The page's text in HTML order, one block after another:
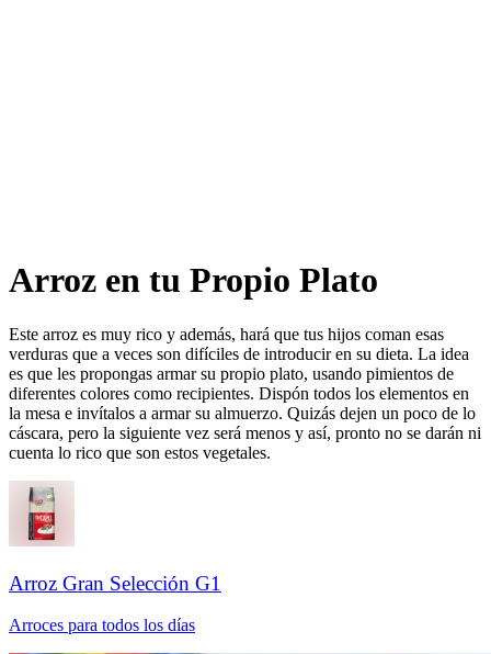
Arroz en tu Propio Plato​​​​‌ ‍ ​‍​‍‌‍ ‌ ​‍‌‍‍‌‌‍‌ ‌‍‍‌‌‍ ‍​‍​‍​ ‍‍​‍​‍‌ ​ ‌‍​‌‌‍ ‍‌‍‍‌‌ ‌​‌ ‍‌​‍ ‍‌‍‍‌‌‍ ​‍​‍​‍ ​​‍​‍‌‍‍​‌ ​‍‌‍‌‌‌‍‌‍​‍​‍​ ‍‍​‍​‍‌‍‍​‌ ‌​‌ ‌​‌ ​​‌ ​ ​ ‍‍​‍ ​‍ ‌ ‌​‌ ‌‌‌‍​ ‌‍​‌‌ ​​‌‍‌‌‌‍ ​​‍ ‍‌ ​ ‌‍​‌‌‍ ‍‌‍‍‌‌ ‌​‌ ‍‌​‍ ‍‌ ​ ‌ ‌​‌ ‌‌‌‍‌​‌‍‍‌‌‍ ​‍ ‌‍‍‌‌‍ ‍‌ ‌​‌‍‌‌‌‍ ‍‌ ‌​​‍ ‌‍‌‌‌‍‌​‌‍‍‌‌ ‌​​‍ ‌‍ ‌‌‍ ‌‍‌​‌‍‌‌​ ‌‌ ​​‌ ​‍‌‍‌‌‌ ​ ‌‍‌‌‌‍ ‍‌ ‌​‌‍​‌‌ ‌​‌‍‍‌‌‍ ‌‍ ‍​ ‍ ‌‍‍‌‌‍‌​​ ‌‌ ​‍‌‍‌‌‌‍​ ‌‍‍‌‌ ​​‌‍‌‌​‍ ‌​ ‌ ​ ‌ ​ ‌‍​ ‌​​ ‍ ‌ ‌​‌ ‍‌‌ ​​‌‍‌‌​ ‌‌ ​‍‌‍‌‌‌‍​ ‌‍‍‌‌ ​​‌‍‌‌​ ‍ ‌ ​​‌‍​‌‌ ‌​‌‍‍​​ ‌‌ ‌​‌‍‍‌‌ ‌​‌‍ ​‌‍‌‌​ ‌‍​‍‌‍​‌‌ ​ ‌‍‌‌‌‌‌‌‌ ​‍‌‍ ​​ ‌‌‍‍​‌ ‌​‌ ‌​‌ ​​‌ ​ ​‍‌‌​ ​ ‌​​‌​‍‌‌​ ​‍‌​‌‍​‍‌‌​ ​‍‌​‌‍‌ ‌​‌ ‌‌‌‍​ ‌‍​‌‌ ​​‌‍‌‌‌‍ ​​‍ ‍‌ ​ ‌‍​‌‌‍ ‍‌‍‍‌‌ ‌​‌ ‍‌​‍ ‍‌ ​ ‌ ‌​‌ ‌‌‌‍‌​‌‍‍‌‌‍ ​‍‌‍‌‍‍‌‌‍‌​​ ‌‌ ​‍‌‍‌‌‌‍​ ‌‍‍‌‌ ​​‌‍‌‌​‍ ‌​ ‌ ​ ‌ ​ ‌‍​ ‌​​‍‌‍‌ ‌​‌ ‍‌‌ ​​‌‍‌‌​ ‌‌ ​‍‌‍‌‌‌‍​ ‌‍‍‌‌ ​​‌‍‌‌​‍‌‍‌ ​​‌‍​‌‌ ‌​‌‍‍​​ ‌‌ ‌​‌‍‍‌‌ ‌​‌‍ ​‌‍‌‌​‍‌‍‌ ​​‌‍‌‌‌ ​‍‌ ​ ‌ ​​‌‍‌‌‌‍​ ‌ ‌​‌‍‍‌‌ ‌‍‌‍‌‌​ ‌‌ ​​‌ ‌‌‌‍​‍‌‍ ​‌‍‍‌‌ ​ ‌‍‍​‌‍‌‌‌‍‌​​‍​‍‌ ‌
Este arroz es muy rico y además, hará que tus hijos coman esas
verduras que a veces son difíciles de introducir en su dieta. La idea
es que les propongas armar su propio plato, usando pimientos de
diferentes colores como recipientes. Dispón todos los elementos en
la mesa e invítalos a armar su almuerzo. Quizás dejen un poco de lo
cáscara, pero la siguiente vez será menos y así, pronto no se darán ni
cuenta lo rico que son estos vegetales.​​​​‌ ‍ ​‍​‍‌‍ ‌ ​‍‌‍‍‌‌‍‌ ‌‍‍‌‌‍ ‍​‍​‍​ ‍‍​‍​‍‌ ​ ‌‍​‌‌‍ ‍‌‍‍‌‌ ‌​‌ ‍‌​‍ ‍‌‍‍‌‌‍ ​‍​‍​‍ ​​‍​‍‌‍‍​‌ ​‍‌‍‌‌‌‍‌‍​‍​‍​ ‍‍​‍​‍‌‍‍​‌ ‌​‌ ‌​‌ ​​‌ ​ ​ ‍‍​‍ ​‍ ‌ ‌​‌ ‌‌‌‍​ ‌‍​‌‌ ​​‌‍‌‌‌‍ ​​‍ ‍‌ ​ ‌‍​‌‌‍ ‍‌‍‍‌‌ ‌​‌ ‍‌​‍ ‍‌ ​ ‌ ‌​‌ ‌‌‌‍‌​‌‍‍‌‌‍ ​‍ ‌‍‍‌‌‍ ‍‌ ‌​‌‍‌‌‌‍ ‍‌ ‌​​‍ ‌‍‌‌‌‍‌​‌‍‍‌‌ ‌​​‍ ‌‍ ‌‌‍ ‌‍‌​‌‍‌‌​ ‌‌ ​​‌ ​‍‌‍‌‌‌ ​ ‌‍‌‌‌‍ ‍‌ ‌​‌‍​‌‌ ‌​‌‍‍‌‌‍ ‌‍ ‍​ ‍ ‌‍‍‌‌‍‌​​ ‌‌ ​‍‌‍‌‌‌‍​ ‌‍‍‌‌ ​​‌‍‌‌​‍ ‌​ ‌ ​ ‌ ​ ‌‍​ ‌​​ ‍ ‌ ‌​‌ ‍‌‌ ​​‌‍‌‌​ ‌‌ ​‍‌‍‌‌‌‍​ ‌‍‍‌‌ ​​‌‍‌‌​ ‍ ‌ ​​‌‍​‌‌ ‌​‌‍‍​​ ‌‌‍‌​‌‍‌‌‌ ​ ‌‍​ ‌ ​‍‌‍‍‌‌ ​​‌ ‌​‌‍‍‌‌‍ ‌‍ ‍​‍‌‌​ ‌‌‌​​‍‌‌ ‌‍‍ ‌‍‌‌‌ ‍‌​‍‌‌​ ​ ‌​‌​​‍‌‌​ ​ ‌​‌​​‍‌‌​ ​‍​ ​‍​ ‌​​ ‌‌​ ‍​​ ​​‌‍​‌​ ‍‌​ ‍​​ ‍​‌‍‌​‌‍​ ​ ​​​ ​​​‍‌‌​ ​‍​ ​‍​‍‌‌​ ‌‌‌​‌​​‍ ‍‌‍​ ‌‍‍​‌‍‍‌‌‍ ​‌‍‌​‌ ​‍‌‍‌‌‌‍ ‍​‍‌‌​ ‌‌‌​​‍‌‌ ‌‍‍ ‌‍‌‌‌ ‍‌​‍‌‌​ ​ ‌​‌​​‍‌‌​ ​ ‌​‌​​‍‌‌​ ​‍​ ​‍​ ​​​ ‍‌​ ‌ ​ ​​​ ​ ​ ‍​​ ‌‍​ ​ ‌‍‌‍​ ‍​‌‍‌‌‌‍​‌​‍‌‌​ ​‍​ ​‍​‍‌‌​ ‌‌‌​‌​​‍ ‍‌ ‌​‌‍‌‌‌ ‍​‌ ‌​​ ‌‍​‍‌‍​‌‌ ​ ‌‍‌‌‌‌‌‌‌ ​‍‌‍ ​​ ‌‌‍‍​‌ ‌​‌ ‌​‌ ​​‌ ​ ​‍‌‌​ ​ ‌​​‌​‍‌‌​ ​‍‌​‌‍​‍‌‌​ ​‍‌​‌‍‌ ‌​‌ ‌‌‌‍​ ‌‍​‌‌ ​​‌‍‌‌‌‍ ​​‍ ‍‌ ​ ‌‍​‌‌‍ ‍‌‍‍‌‌ ‌​‌ ‍‌​‍ ‍‌ ​ ‌ ‌​‌ ‌‌‌‍‌​‌‍‍‌‌‍ ​‍‌‍‌‍‍‌‌‍‌​​ ‌‌ ​‍‌‍‌‌‌‍​ ‌‍‍‌‌ ​​‌‍‌‌​‍ ‌​ ‌ ​ ‌ ​ ‌‍​ ‌​​‍‌‍‌ ‌​‌ ‍‌‌ ​​‌‍‌‌​ ‌‌ ​‍‌‍‌‌‌‍​ ‌‍‍‌‌ ​​‌‍‌‌​‍‌‍‌ ​​‌‍​‌‌ ‌​‌‍‍​​ ‌‌‍‌​‌‍‌‌‌ ​ ‌‍​ ‌ ​‍‌‍‍‌‌ ​​‌ ‌​‌‍‍‌‌‍ ‌‍ ‍​‍‌‌​ ‌‌‌​​‍‌‌ ‌‍‍ ‌‍‌‌‌ ‍‌​‍‌‌​ ​ ‌​‌​​‍‌‌​ ​ ‌​‌​​‍‌‌​ ​‍​ ​‍​ ‌​​ ‌‌​ ‍​​ ​​‌‍​‌​ ‍‌​ ‍​​ ‍​‌‍‌​‌‍​ ​ ​​​ ​​​‍‌‌​ ​‍​ ​‍​‍‌‌​ ‌‌‌​‌​​‍ ‍‌‍​ ‌‍‍​‌‍‍‌‌‍ ​‌‍‌​‌ ​‍‌‍‌‌‌‍ ‍​‍‌‌​ ‌‌‌​​‍‌‌ ‌‍‍ ‌‍‌‌‌ ‍‌​‍‌‌​ ​ ‌​‌​​‍‌‌​ ​ ‌​‌​​‍‌‌​ ​‍​ ​‍​ ​​​ ‍‌​ ‌ ​ ​​​ ​ ​ ‍​​ ‌‍​ ​ ‌‍‌‍​ ‍​‌‍‌‌‌‍​‌​‍‌‌​ ​‍​ ​‍​‍‌‌​ ‌‌‌​‌​​‍ ‍‌ ‌​‌‍‌‌‌ ‍​‌ ‌​​‍‌‍‌ ​​‌‍‌‌‌ ​‍‌ ​ ‌ ​​‌‍‌‌‌‍​ ‌ ‌​‌‍‍‌‌ ‌‍‌‍‌‌​ ‌‌ ​​‌ ‌‌‌‍​‍‌‍ ​‌‍‍‌‌ ​ ‌‍‍​‌‍‌‌‌‍‌​​‍​‍‌ ‌
Arroz Gran Selección G1​​​​‌ ‍ ​‍​‍‌‍ ‌ ​‍‌‍‍‌‌‍‌ ‌‍‍‌‌‍ ‍​‍​‍​ ‍‍​‍​‍‌ ​ ‌‍​‌‌‍ ‍‌‍‍‌‌ ‌​‌ ‍‌​‍ ‍‌‍‍‌‌‍ ​‍​‍​‍ ​​‍​‍‌‍‍​‌ ​‍‌‍‌‌‌‍‌‍​‍​‍​ ‍‍​‍​‍‌‍‍​‌ ‌​‌ ‌​‌ ​​‌ ​ ​ ‍‍​‍ ​‍ ‌ ‌​‌ ‌‌‌‍​ ‌‍​‌‌ ​​‌‍‌‌‌‍ ​​‍ ‍‌ ​ ‌‍​‌‌‍ ‍‌‍‍‌‌ ‌​‌ ‍‌​‍ ‍‌ ​ ‌ ‌​‌ ‌‌‌‍‌​‌‍‍‌‌‍ ​‍ ‌‍‍‌‌‍ ‍‌ ‌​‌‍‌‌‌‍ ‍‌ ‌​​‍ ‌‍‌‌‌‍‌​‌‍‍‌‌ ‌​​‍ ‌‍ ‌‌‍ ‌‍‌​‌‍‌‌​ ‌‌ ​​‌ ​‍‌‍‌‌‌ ​ ‌‍‌‌‌‍ ‍‌ ‌​‌‍​‌‌ ‌​‌‍‍‌‌‍ ‌‍ ‍​ ‍ ‌‍‍‌‌‍‌​​ ‌‌‍‌‍​ ​​‌‍‌‌​ ​‍‌‍​‍​ ‍‌​ ‌‍​ ‍​​‍ ‌​ ‌‌​ ‌​​ ‌‍​ ​​​‍ ‌​ ‌​​ ‌ ​ ​ ​ ​ ​‍ ‌‌‍​‍‌‍‌‌​ ​‍​ ‌‌​‍ ‌​ ​‍​ ​​​ ​‍​ ​‌​ ‌ ​ ‌​‌‍​‌‌‍‌‍​ ‌ ‌‍‌​​ ​ ‌‍​ ​ ‍ ‌ ‌​‌ ‍‌‌ ​​‌‍‌‌​ ‌‌ ​​‌ ​‍‌‍ ‌‍‌​‌ ‌‌‌‍​ ‌ ‌​​ ‍ ‌ ​​‌‍​‌‌ ‌​‌‍‍​​ ‌‌ ‌​‌‍‍‌‌ ‌​‌‍ ​‌‍‌‌​ ‌‍​‍‌‍​‌‌ ​ ‌‍‌‌‌‌‌‌‌ ​‍‌‍ ​​ ‌‌‍‍​‌ ‌​‌ ‌​‌ ​​‌ ​ ​‍‌‌​ ​ ‌​​‌​‍‌‌​ ​‍‌​‌‍​‍‌‌​ ​‍‌​‌‍‌ ‌​‌ ‌‌‌‍​ ‌‍​‌‌ ​​‌‍‌‌‌‍ ​​‍ ‍‌ ​ ‌‍​‌‌‍ ‍‌‍‍‌‌ ‌​‌ ‍‌​‍ ‍‌ ​ ‌ ‌​‌ ‌‌‌‍‌​‌‍‍‌‌‍ ​‍‌‍‌‍‍‌‌‍‌​​ ‌‌‍‌‍​ ​​‌‍‌‌​ ​‍‌‍​‍​ ‍‌​ ‌‍​ ‍​​‍ ‌​ ‌‌​ ‌​​ ‌‍​ ​​​‍ ‌​ ‌​​ ‌ ​ ​ ​ ​ ​‍ ‌‌‍​‍‌‍‌‌​ ​‍​ ‌‌​‍ ‌​ ​‍​ ​​​ ​‍​ ​‌​ ‌ ​ ‌​‌‍​‌‌‍‌‍​ ‌ ‌‍‌​​ ​ ‌‍​ ​‍‌‍‌ ‌​‌ ‍‌‌ ​​‌‍‌‌​ ‌‌ ​​‌ ​‍‌‍ ‌‍‌​‌ ‌‌‌‍​ ‌ ‌​​‍‌‍‌ ​​‌‍​‌‌ ‌​‌‍‍​​ ‌‌ ‌​‌‍‍‌‌ ‌​‌‍ ​‌‍‌‌​‍‌‍‌ ​​‌‍‌‌‌ ​‍‌ ​ ‌ ​​‌‍‌‌‌‍​ ‌ ‌​‌‍‍‌‌ ‌‍‌‍‌‌​ ‌‌ ​​‌ ‌‌‌‍​‍‌‍ ​‌‍‍‌‌ ​ ‌‍‍​‌‍‌‌‌‍‌​​‍​‍‌ ‌
Arroces para todos los días​​​​‌ ‍ ​‍​‍‌‍ ‌ ​‍‌‍‍‌‌‍‌ ‌‍‍‌‌‍ ‍​‍​‍​ ‍‍​‍​‍‌ ​ ‌‍​‌‌‍ ‍‌‍‍‌‌ ‌​‌ ‍‌​‍ ‍‌‍‍‌‌‍ ​‍​‍​‍ ​​‍​‍‌‍‍​‌ ​‍‌‍‌‌‌‍‌‍​‍​‍​ ‍‍​‍​‍‌‍‍​‌ ‌​‌ ‌​‌ ​​‌ ​ ​ ‍‍​‍ ​‍ ‌ ‌​‌ ‌‌‌‍​ ‌‍​‌‌ ​​‌‍‌‌‌‍ ​​‍ ‍‌ ​ ‌‍​‌‌‍ ‍‌‍‍‌‌ ‌​‌ ‍‌​‍ ‍‌ ​ ‌ ‌​‌ ‌‌‌‍‌​‌‍‍‌‌‍ ​‍ ‌‍‍‌‌‍ ‍‌ ‌​‌‍‌‌‌‍ ‍‌ ‌​​‍ ‌‍‌‌‌‍‌​‌‍‍‌‌ ‌​​‍ ‌‍ ‌‌‍ ‌‍‌​‌‍‌‌​ ‌‌ ​​‌ ​‍‌‍‌‌‌ ​ ‌‍‌‌‌‍ ‍‌ ‌​‌‍​‌‌ ‌​‌‍‍‌‌‍ ‌‍ ‍​ ‍ ‌‍‍‌‌‍‌​​ ‌​ ‍‌​ ​​​ ‌ ​ ‌‌‌‍​‍‌‍‌​‌‍​‌​ ‌​​‍ ‌​ ‌‌​ ‍‌​ ‌‌​ ​‌​‍ ‌​ ‌​‌‍‌‍​ ​‌‌‍​ ​‍ ‌‌‍​‍​ ‌‌‌‍​ ‌‍​‌​‍ ‌​ ‌​‌‍‌‍​ ‌ ​ ‍​‌‍​‌​ ‌​​ ‍​​ ‌‍‌‍‌​​ ‌‍​ ‌‌​ ‌‌​ ‍ ‌ ‌​‌ ‍‌‌ ​​‌‍‌‌​ ‌‌ ​​‌ ​‍‌‍ ‌‍‌​‌ ‌‌‌‍​ ‌ ‌​‌​​ ‌‍​‌‌ ‌​‌‍‌‌‌‍‌ ‌‍ ‌ ​‍‌ ‍‌​ ‍ ‌ ​​‌‍​‌‌ ‌​‌‍‍​​ ‌‌ ‌​‌‍‍‌‌ ‌​‌‍ ​‌‍‌‌​ ‌‍​‍‌‍​‌‌ ​ ‌‍‌‌‌‌‌‌‌ ​‍‌‍ ​​ ‌‌‍‍​‌ ‌​‌ ‌​‌ ​​‌ ​ ​‍‌‌​ ​ ‌​​‌​‍‌‌​ ​‍‌​‌‍​‍‌‌​ ​‍‌​‌‍‌ ‌​‌ ‌‌‌‍​ ‌‍​‌‌ ​​‌‍‌‌‌‍ ​​‍ ‍‌ ​ ‌‍​‌‌‍ ‍‌‍‍‌‌ ‌​‌ ‍‌​‍ ‍‌ ​ ‌ ‌​‌ ‌‌‌‍‌​‌‍‍‌‌‍ ​‍‌‍‌‍‍‌‌‍‌​​ ‌​ ‍‌​ ​​​ ‌ ​ ‌‌‌‍​‍‌‍‌​‌‍​‌​ ‌​​‍ ‌​ ‌‌​ ‍‌​ ‌‌​ ​‌​‍ ‌​ ‌​‌‍‌‍​ ​‌‌‍​ ​‍ ‌‌‍​‍​ ‌‌‌‍​ ‌‍​‌​‍ ‌​ ‌​‌‍‌‍​ ‌ ​ ‍​‌‍​‌​ ‌​​ ‍​​ ‌‍‌‍‌​​ ‌‍​ ‌‌​ ‌‌​‍‌‍‌ ‌​‌ ‍‌‌ ​​‌‍‌‌​ ‌‌ ​​‌ ​‍‌‍ ‌‍‌​‌ ‌‌‌‍​ ‌ ‌​‌​​ ‌‍​‌‌ ‌​‌‍‌‌‌‍‌ ‌‍ ‌ ​‍‌ ‍‌​‍‌‍‌ ​​‌‍​‌‌ ‌​‌‍‍​​ ‌‌ ‌​‌‍‍‌‌ ‌​‌‍ ​‌‍‌‌​‍‌‍‌ ​​‌‍‌‌‌ ​‍‌ ​ ‌ ​​‌‍‌‌‌‍​ ‌ ‌​‌‍‍‌‌ ‌‍‌‍‌‌​ ‌‌ ​​‌ ‌‌‌‍​‍‌‍ ​‌‍‍‌‌ ​ ‌‍‍​‌‍‌‌‌‍‌​​‍​‍‌ ‌